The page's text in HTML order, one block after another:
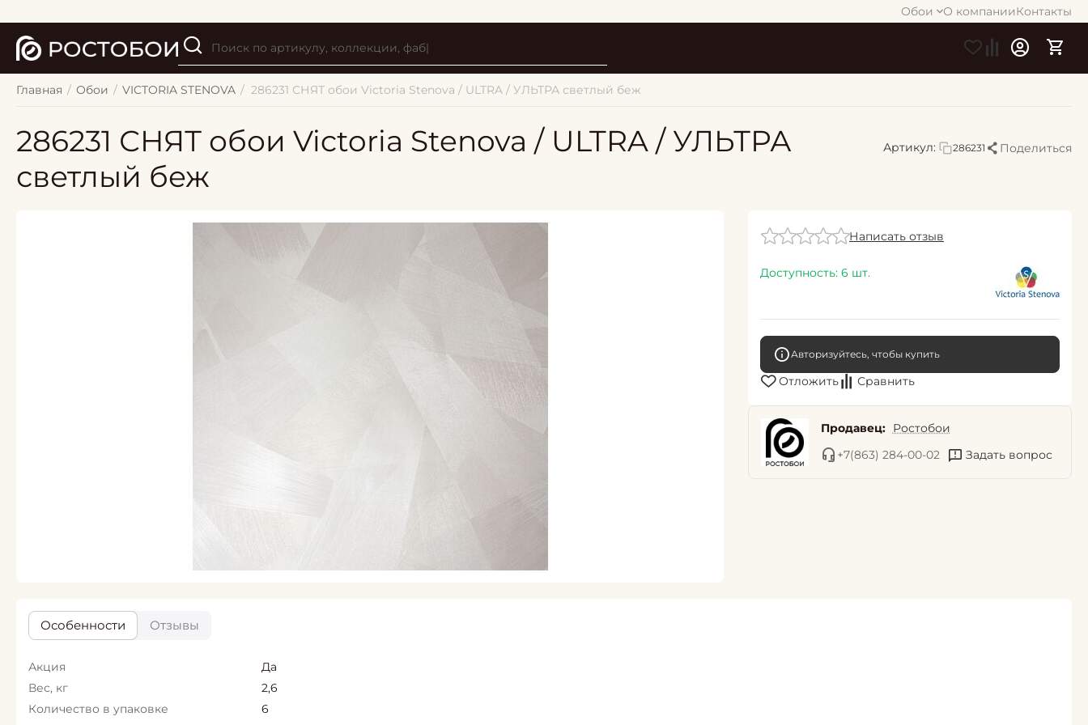
Обои О компанииКонтакты
Главная / Обои / VICTORIA STENOVA / 286231 СНЯТ обои Victoria Stenova / ULTRA / УЛЬТРА светлый беж
286231 СНЯТ обои Victoria Stenova / ULTRA / УЛЬТРА
светлый беж
Артикул: 286231 Поделиться
Написать отзыв
Доступность: 6 шт.
Авторизуйтесь, чтобы купить
Отложить Сравнить
Продавец: Ростобои
+7(863) 284-00-02
Задать вопрос
Особенности Отзывы
Акция
Да
Вес, кг
2,6
Количество в упаковке
6